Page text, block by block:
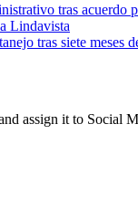
tras acuerdo
Lindavista
tras siete meses
assign it to Social